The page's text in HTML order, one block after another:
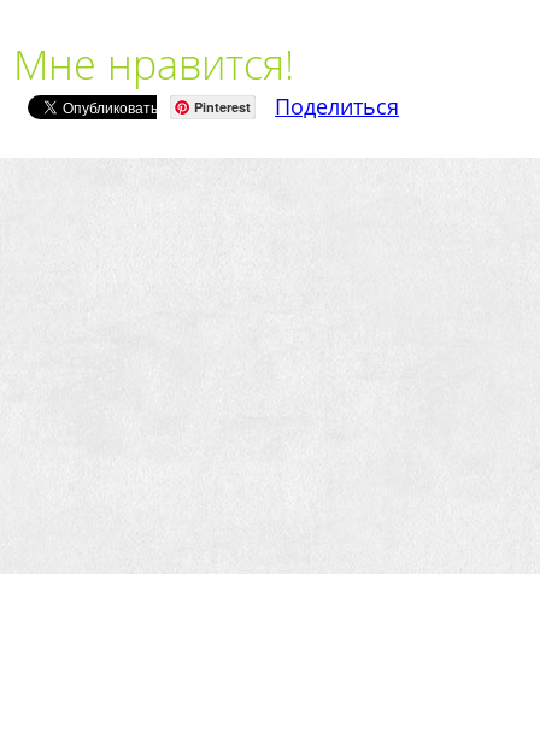
Мне нравится!
Pinterest Поделиться